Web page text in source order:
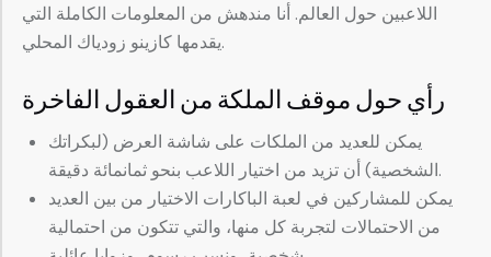
اللاعبين حول العالم. أنا مندهش من المعلومات الكاملة التي
يقدمها كازينو زودياك المحلي.
رأي حول موقف الملكة من العقول الفاخرة
يمكن للعديد من الملكات على شاشة العرض (لبكراتك
الشخصية) أن تزيد من اختيار اللاعب بنحو ثمانمائة دقيقة.
يمكن للمشاركين في لعبة الباكارات الاختيار من بين العديد
من الاحتمالات لتجربة كل منها، والتي تتكون من احتمالية